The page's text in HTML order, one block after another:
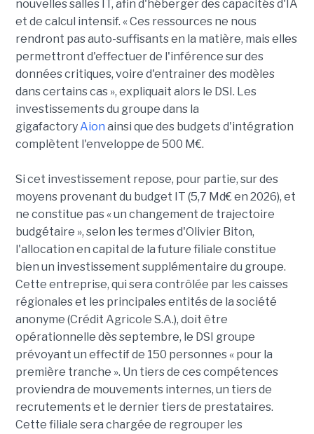
nouvelles salles IT, afin d'héberger des capacités d'IA
et de calcul intensif. « Ces ressources ne nous
rendront pas auto-suffisants en la matière, mais elles
permettront d'effectuer de l'inférence sur des
données critiques, voire d'entrainer des modèles
dans certains cas », expliquait alors le DSI. Les
investissements du groupe dans la
gigafactoryAion ainsi que des budgets d'intégration
complètent l'enveloppe de 500 M€.
Si cet investissement repose, pour partie, sur des
moyens provenant du budget IT (5,7 Md€ en 2026), et
ne constitue pas « un changement de trajectoire
budgétaire », selon les termes d'Olivier Biton,
l'allocation en capital de la future filiale constitue
bien un investissement supplémentaire du groupe.
Cette entreprise, qui sera contrôlée par les caisses
régionales et les principales entités de la société
anonyme (Crédit Agricole S.A.), doit être
opérationnelle dès septembre, le DSI groupe
prévoyant un effectif de 150 personnes « pour la
première tranche ». Un tiers de ces compétences
proviendra de mouvements internes, un tiers de
recrutements et le dernier tiers de prestataires.
Cette filiale sera chargée de regrouper les